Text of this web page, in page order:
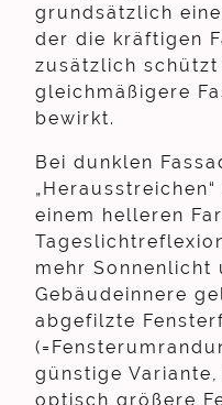
grundsätzlich
der die kräftigen
zusätzlich
gleichmäßigere
bewirkt.
Bei dunklen
einem helleren
mehr Sonnenlicht
Gebäudeinnere
abgefilzte
günstige
optisch größere